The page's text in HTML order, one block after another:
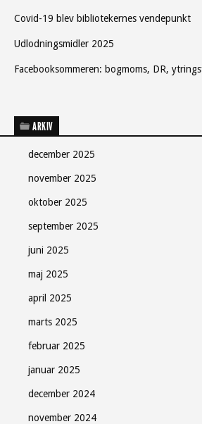
Covid-19 blev bibliotekernes vendepunkt
Udlodningsmidler 2025
Facebooksommeren: bogmoms, DR,
ARKIV
december 2025
november 2025
oktober 2025
september 2025
juni 2025
maj 2025
april 2025
marts 2025
februar 2025
januar 2025
december 2024
november 2024